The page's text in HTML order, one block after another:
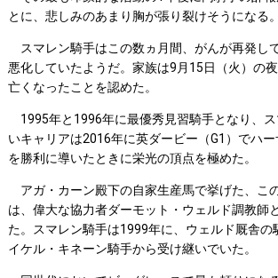
とに、悲しみのあまり胸が張り裂けそうになる。
スマレン騎手はこの数ヵ月間、がんが再発し
悪化していたようだ。家族は9月15日（火）の
亡くなったことを認めた。
1995年と1996年に最優秀見習騎手となり、ス
いキャリアは2016年に英ダービー（G1）でハー
を勝利に導いたときに栄光の頂点を極めた。
アガ・カーン殿下の自家生産馬で挙げた、こ
は、偉大な協力者ダーモット・ウェルド調教師
た。スマレン騎手は1999年に、ウェルド厩舎の
イケル・キネーン騎手から受け継いでいた。